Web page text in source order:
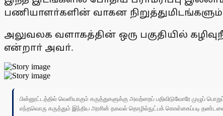
பணியாளா்களின் வாகன
அலுவலக வளாகத்தின் ஒரு பகுதியில்
என்றாா் அவா்.
பின்னூட்டத்தில் வெளியாகும் கருத்துகளுக்கு அவற்றைப் பதிவிடுவோரே முழுப்
எந்தவொரு கருத்தும் இந்திய அரசின் தகவல் தொழில்நுட்பக் கொள்கைப்படி